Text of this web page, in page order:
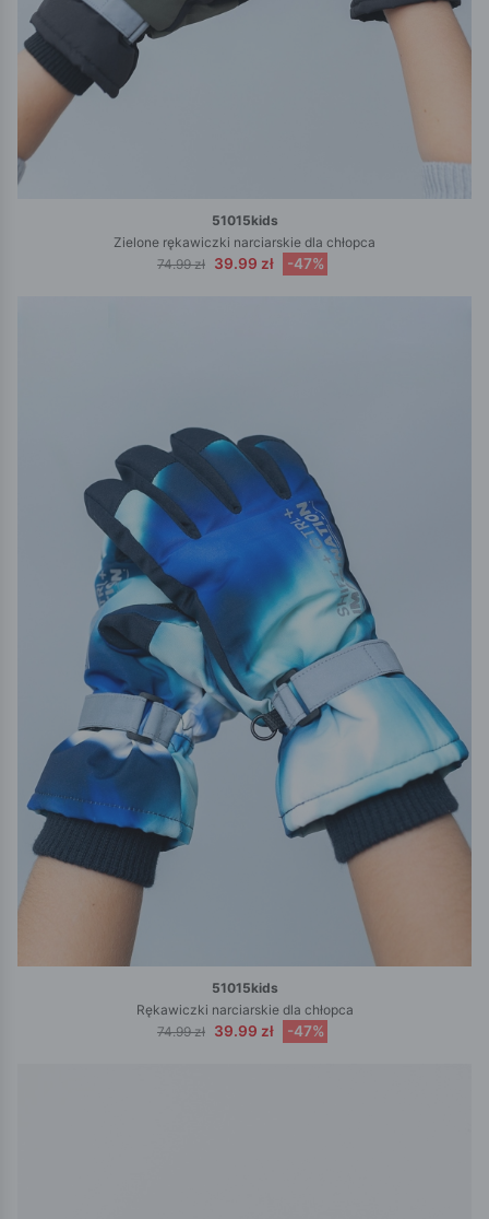
51015kids
Zielone rękawiczki narciarskie dla chłopca
74.99 zł 39.99 zł -47%
51015kids
Rękawiczki narciarskie dla chłopca
74.99 zł 39.99 zł -47%